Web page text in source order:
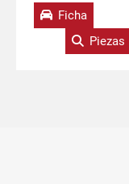
Ficha
Piezas